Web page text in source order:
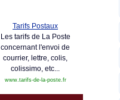
Tarifs Postaux
Les tarifs de La Poste
concernant l'envoi de
courrier, lettre, colis,
colissimo, etc...
www.tarifs-de-la-poste.fr